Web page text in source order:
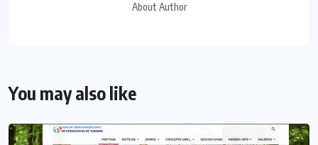
About Author
You may also like